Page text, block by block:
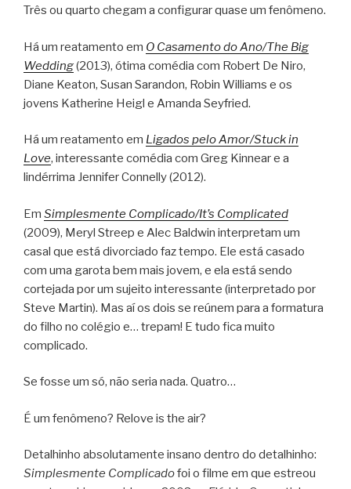
Três ou quarto chegam a configurar quase um fenômeno.
Há um reatamento em O Casamento do Ano/The Big
Wedding(2013), ótima comédia com Robert De Niro,
Diane Keaton, Susan Sarandon, Robin Williams e os
jovens Katherine Heigl e Amanda Seyfried.
Há um reatamento em Ligados pelo Amor/Stuck in
Love, interessante comédia com Greg Kinnear e a
lindérrima Jennifer Connelly (2012).
Em Simplesmente Complicado/It’s Complicated
(2009), Meryl Streep e Alec Baldwin interpretam um
casal que está divorciado faz tempo. Ele está casado
com uma garota bem mais jovem, e ela está sendo
cortejada por um sujeito interessante (interpretado por
Steve Martin). Mas aí os dois se reúnem para a formatura
do filho no colégio e… trepam! E tudo fica muito
complicado.
Se fosse um só, não seria nada. Quatro…
É um fenômeno? Relove is the air?
Detalhinho absolutamente insano dentro do detalhinho:
Simplesmente Complicadofoi o filme em que estreou